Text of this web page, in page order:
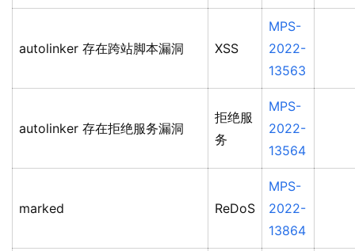
autolinker 存在跨站脚本漏洞 XSS
MPS-
2022-
13563
autolinker 存在拒绝服务漏洞
拒绝服
务
MPS-
2022-
13564
marked ReDoS
MPS-
2022-
13864